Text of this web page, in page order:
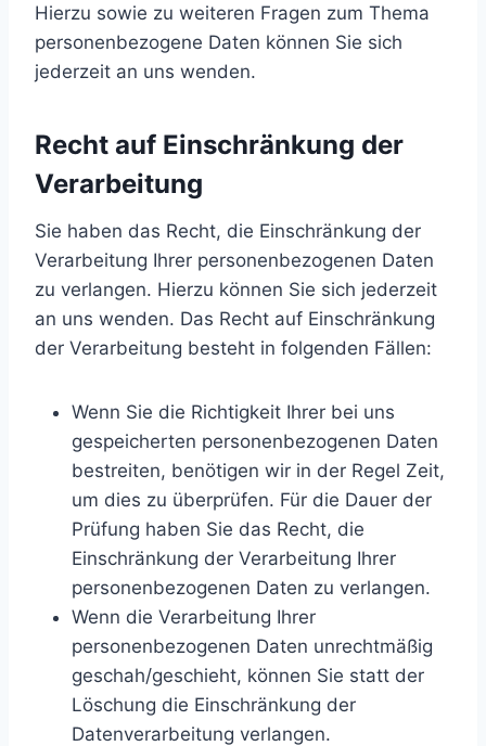
Hierzu sowie zu weiteren Fragen zum Thema
personenbezogene Daten können Sie sich
jederzeit an uns wenden.
Recht auf Einschränkung der
Verarbeitung
Sie haben das Recht, die Einschränkung der
Verarbeitung Ihrer personenbezogenen Daten
zu verlangen. Hierzu können Sie sich jederzeit
an uns wenden. Das Recht auf Einschränkung
der Verarbeitung besteht in folgenden Fällen:
Wenn Sie die Richtigkeit Ihrer bei uns
gespeicherten personenbezogenen Daten
bestreiten, benötigen wir in der Regel Zeit,
um dies zu überprüfen. Für die Dauer der
Prüfung haben Sie das Recht, die
Einschränkung der Verarbeitung Ihrer
personenbezogenen Daten zu verlangen.
Wenn die Verarbeitung Ihrer
personenbezogenen Daten unrechtmäßig
geschah/geschieht, können Sie statt der
Löschung die Einschränkung der
Datenverarbeitung verlangen.